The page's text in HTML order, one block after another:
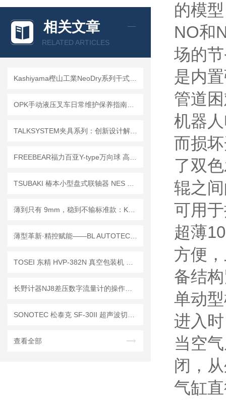
查看全部产品 >>
相关文章
RELATED ARTICLES
查看全部
的模
NO和
场的
是内
管道
机器
而损
了双
辊之
可用
超薄
方便
备结
单动
进入
当空
闭，
气缸